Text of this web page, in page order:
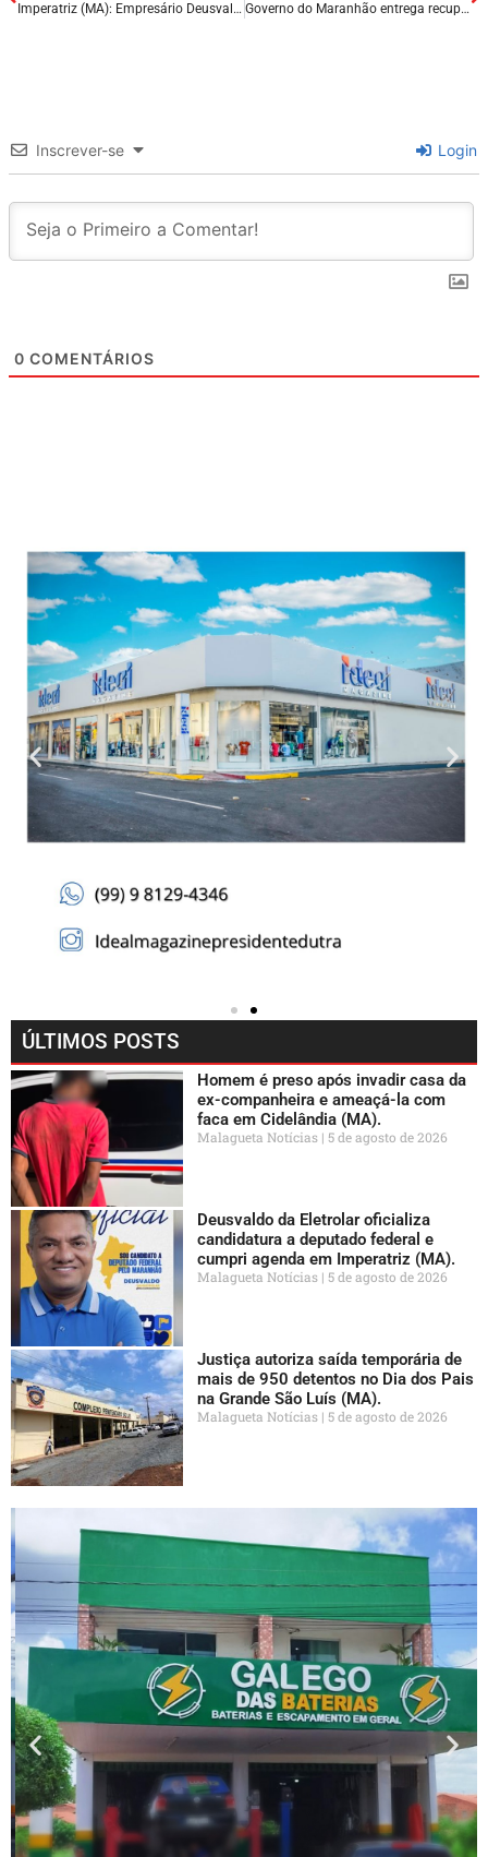
Imperatriz (MA): Empresário Deusvaldo da Eletrolar participa de encontro político e fortalece pré-candidatura a deputado federal. Governo do Maranhão entrega recuperação da MA-372 e destaca avanço na infraestrutura da região.
Inscrever-se Login
0 COMENTÁRIOS
ÚLTIMOS POSTS
Homem é preso após invadir casa da
ex-companheira e ameaçá-la com
faca em Cidelândia (MA).
Malagueta Notícias 5 de agosto de 2026
Deusvaldo da Eletrolar oficializa
candidatura a deputado federal e
cumpri agenda em Imperatriz (MA).
Malagueta Notícias 5 de agosto de 2026
Justiça autoriza saída temporária de
mais de 950 detentos no Dia dos Pais
na Grande São Luís (MA).
Malagueta Notícias 5 de agosto de 2026